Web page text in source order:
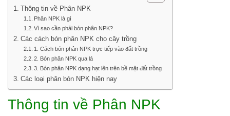
Thông tin về Phân NPK
Phân NPK là gì
Vì sao cần phải bón phân NPK?
Các cách bón phân NPK cho cây trồng
1. Cách bón phân NPK trực tiếp vào đất trồng
2. Bón phân NPK qua lá
3. Bón phân NPK dạng hạt lên trên bề mặt đất trồng
Các loại phân bón NPK hiện nay
Thông tin về Phân NPK